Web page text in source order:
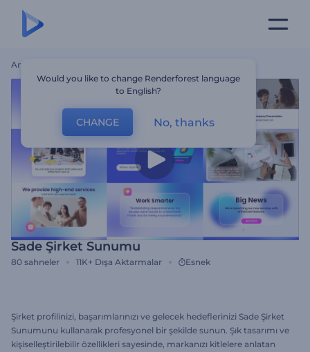
Ana Sayfa
Sade Şirket Sunumu
80 sahneler 11K+ Dışa Aktarmalar Esnek
Şirket profilinizi, başarımlarınızı ve gelecek hedeflerinizi Sade Şirket
Sunumunu kullanarak profesyonel bir şekilde sunun. Şık tasarımı ve
kişiselleştirilebilir özellikleri sayesinde, markanızı kitlelere anlatan
Would you like to change Renderforest language
to English?
CHANGE No, thanks